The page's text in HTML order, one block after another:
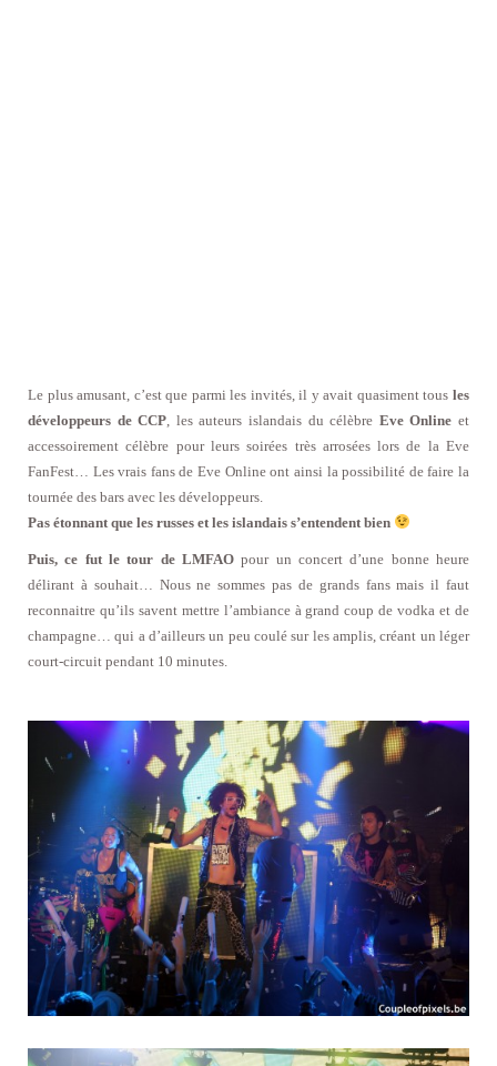
Le plus amusant, c’est que parmi les invités, il y avait quasiment tous les
développeurs de CCP , les auteurs islandais du célèbre Eve Online et
accessoirement célèbre pour leurs soirées très arrosées lors de la Eve
FanFest… Les vrais fans de Eve Online ont ainsi la possibilité de faire la
tournée des bars avec les développeurs.
Pas étonnant que les russes et les islandais s’entendent bien
Puis, ce fut le tour de LMFAO pour un concert d’une bonne heure
délirant à souhait… Nous ne sommes pas de grands fans mais il faut
reconnaitre qu’ils savent mettre l’ambiance à grand coup de vodka et de
champagne… qui a d’ailleurs un peu coulé sur les amplis, créant un léger
court-circuit pendant 10 minutes.